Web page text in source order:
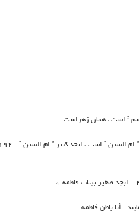
” است ، همان زهراست ……
: أنا باطن فاطمه